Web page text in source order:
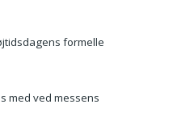
formelle
med ved messens